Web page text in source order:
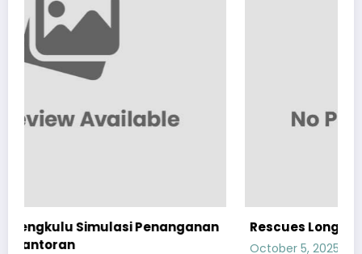
Rescues Longsor di Alun-Alun